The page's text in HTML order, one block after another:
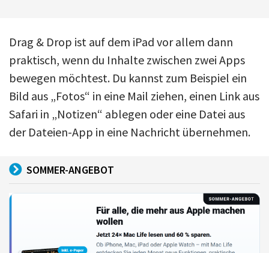
Drag & Drop ist auf dem iPad vor allem dann
praktisch, wenn du Inhalte zwischen zwei Apps
bewegen möchtest. Du kannst zum Beispiel ein
Bild aus „Fotos“ in eine Mail ziehen, einen Link aus
Safari in „Notizen“ ablegen oder eine Datei aus
der Dateien-App in eine Nachricht übernehmen.
SOMMER-ANGEBOT